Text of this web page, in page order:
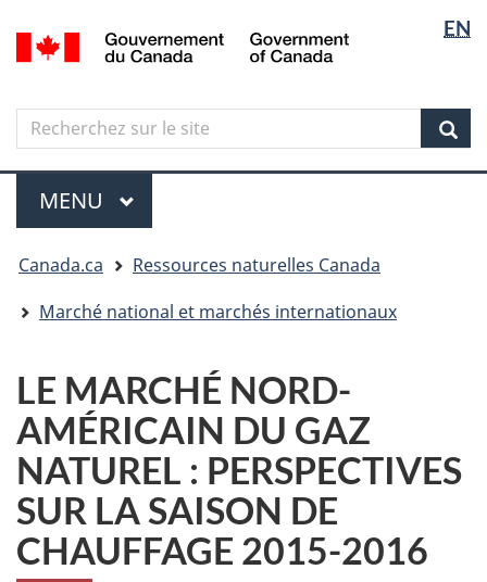
Aller
au
principal
Skip
to
government"
Passer
à
version
simplifiée
langue
EN
Canada
Search
Recherchez
sur
le
site
Menu
MENU PRINCIPAL
êtes
ici
Canada.ca
Ressources naturelles Canada
Marché national et marchés internationaux
LE MARCHÉ NORD-
AMÉRICAIN DU GAZ
NATUREL : PERSPECTIVES
SUR LA SAISON DE
CHAUFFAGE 2015-2016